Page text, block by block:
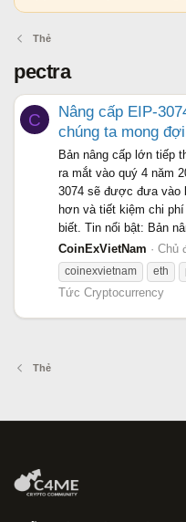
Thẻ
pectra
C
Nâng cấp EIP-
chúng ta mong đợi
Bản nâng cấp lớn tiếp
ra mắt vào quý 4 năm
3074 sẽ được đưa vào
hơn và tiết kiệm chi
biết. Tin nổi bật: Bản
CoinExVietNam
Chủ
coinexvietnam
eth
Tức Cryptocurrency
Thẻ